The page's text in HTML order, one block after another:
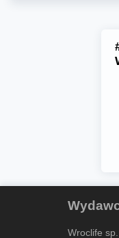
Wroclife sp.